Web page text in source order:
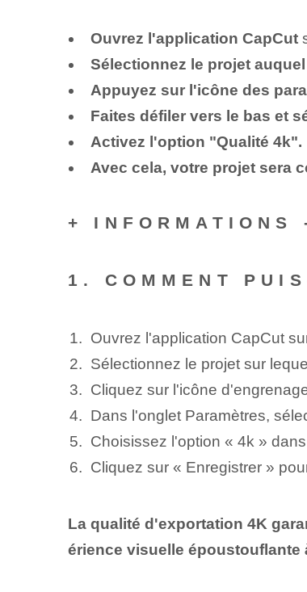
Ouvrez l'application CapCut
Sélectionnez le projet
Appuyez sur l'icône des
Faites défiler vers le bas et
Activez l'option "Qualité 4k".
Avec cela, votre projet sera
+ INFORMATIONS
1. COMMENT
Ouvrez l'application CapCut
Sélectionnez le projet sur
Cliquez sur l'icône
Dans l'onglet Paramètres,
Choisissez l'option « 4k »
Cliquez sur « Enregistrer »
La qualité d'exportation 4K
érience visuelle époustouflante